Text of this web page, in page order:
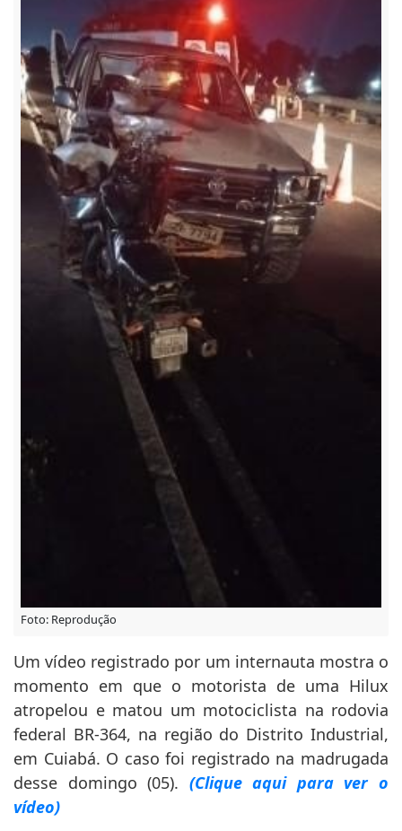
Foto: Reprodução
Um vídeo registrado por um internauta mostra o
momento em que o motorista de uma Hilux
atropelou e matou um motociclista na rodovia
federal BR-364, na região do Distrito Industrial,
em Cuiabá. O caso foi registrado na madrugada
desse domingo (05). (Clique aqui para ver o
vídeo)